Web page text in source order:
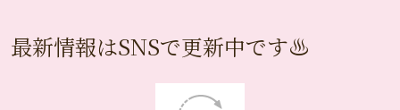
最新情報はSNSで更新中です♨️